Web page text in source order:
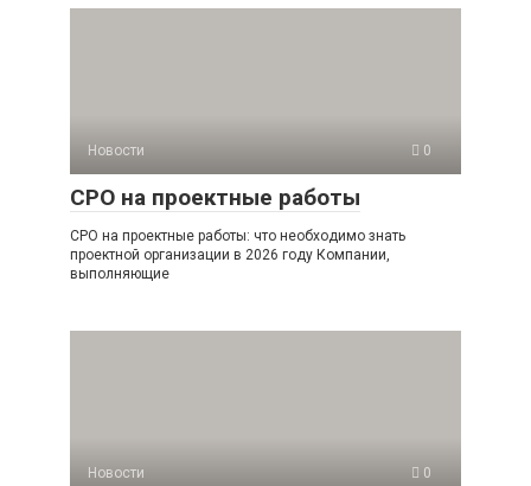
Новости 0
СРО на проектные работы
СРО на проектные работы: что необходимо знать
проектной организации в 2026 году Компании,
выполняющие
Новости 0